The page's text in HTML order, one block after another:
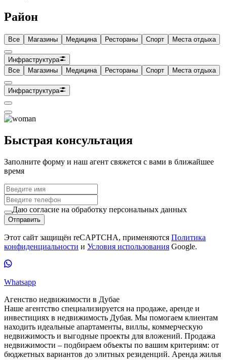
Район
Все Магазины Медицина Рестораны Спорт Места отдыха
Инфраструктура
Все
Магазины Медицина Рестораны Спорт Места отдыха
Инфраструктура
Быстрая консультация
Заполните форму и наш агент свяжется с вами в ближайшее
время
Даю согласие на обработку персональных данных
Отправить
Этот сайт защищён reCAPTCHA, применяются Политика
конфиденциальности и Условия использования Google.
Whatsapp
Агенство недвижимости в Дубае
Наше агентство специализируется на продаже, аренде и
инвестициях в недвижимость Дубая. Мы помогаем клиентам
находить идеальные апартаменты, виллы, коммерческую
недвижимость и выгодные проекты для вложений. Продажа
недвижимости – подбираем объекты по вашим критериям: от
бюджетных вариантов до элитных резиденций. Аренда жилья